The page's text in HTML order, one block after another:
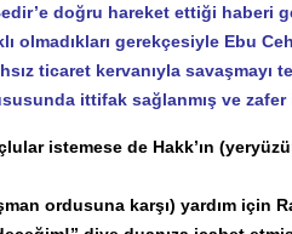
doğru hareket ettiği haberi
olmadıkları gerekçesiyle Ebu
ticaret kervanıyla savaşmayı
ittifak sağlanmış ve zafer
istemese de Hakk’ın
ordusuna karşı) yardım için